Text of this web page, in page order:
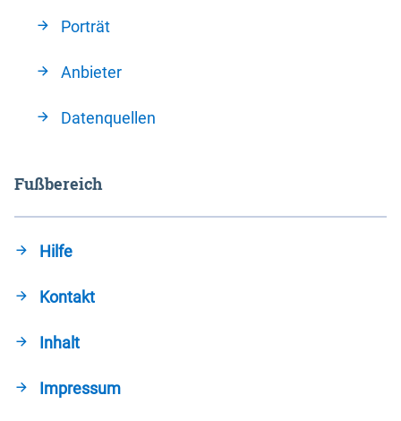
Porträt
Anbieter
Datenquellen
Fußbereich
Hilfe
Kontakt
Inhalt
Impressum